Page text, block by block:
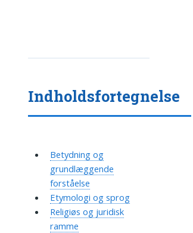
Indholdsfortegnelse
Betydning og
grundlæggende
forståelse
Etymologi og sprog
Religiøs og juridisk
ramme